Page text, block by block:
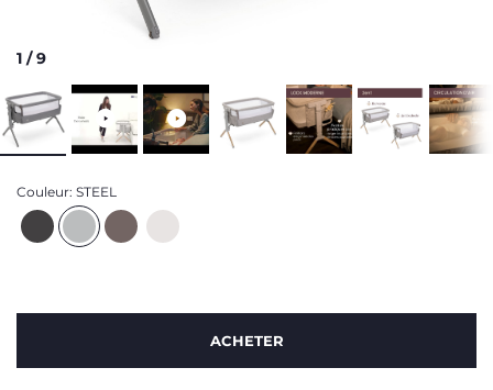
1 /9
Couleur: STEEL
ACHETER